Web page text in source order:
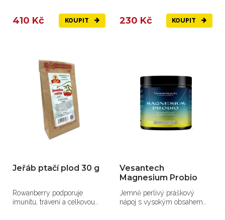
410 Kč KOUPIT 230 Kč KOUPIT
Jeřáb ptačí plod 30 g
Rowanberry podporuje
imunitu, trávení a celkovou
Vesantech
Magnesium Probio
Jemně perlivý práškový
nápoj s vysokým obsahem